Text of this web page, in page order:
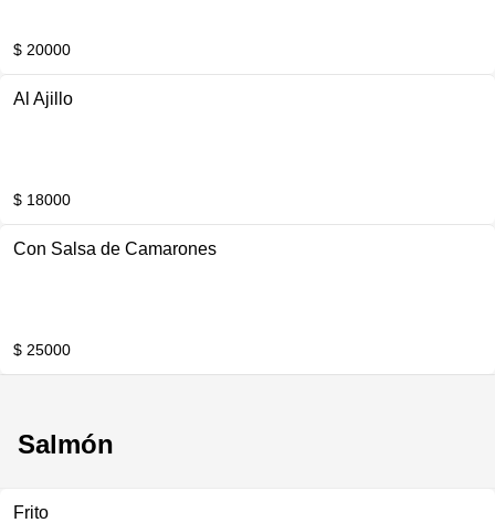
$ 20000
Al Ajillo
$ 18000
Con Salsa de Camarones
$ 25000
Salmón
Frito